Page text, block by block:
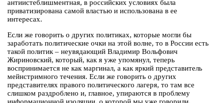
антиистеблишментная, в российских условиях была
приватизирована самой властью и использована в ее
интересах.
Если же говорить о других политиках, которые могли бы
заработать политические очки на этой волне, то в России есть
такой политик – неувядающий Владимир Вольфович
Жириновский, который, как я уже упомянул, теперь
воспринимается не как маргинал, а как яркий представитель
мейнстримного течения. Если же говорить о других
представителях правого политического лагеря, то там все
слишком раздроблено и, главное, упираются в проблему